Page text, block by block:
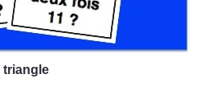
triangle